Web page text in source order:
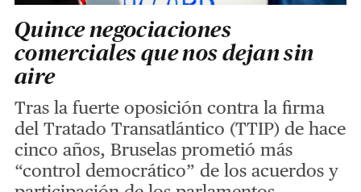
Quince negociaciones
comerciales que nos dejan sin
aire
Tras la fuerte oposición contra la firma
del Tratado Transatlántico (TTIP) de hace
cinco años, Bruselas prometió más
“control democrático” de los acuerdos y